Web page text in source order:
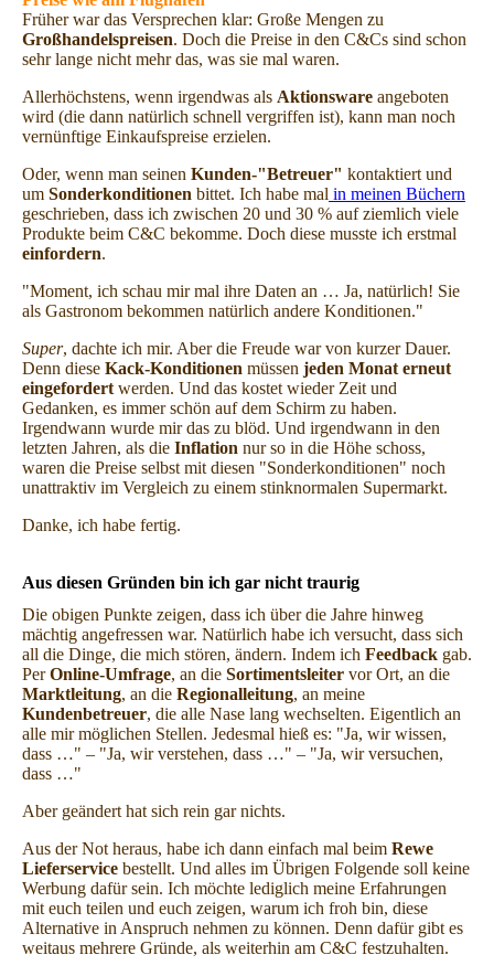
Früher war das Versprechen klar: Große Mengen zu
Großhandelspreisen. Doch die Preise in den C&Cs sind schon
sehr lange nicht mehr das, was sie mal waren.
Allerhöchstens, wenn irgendwas als Aktionsware angeboten
wird (die dann natürlich schnell vergriffen ist), kann man noch
vernünftige Einkaufspreise erzielen.
Oder, wenn man seinen Kunden-"Betreuer" kontaktiert und
um Sonderkonditionen bittet. Ich habe mal in meinen Büchern
geschrieben, dass ich zwischen 20 und 30 % auf ziemlich viele
Produkte beim C&C bekomme. Doch diese musste ich erstmal
einfordern.
"Moment, ich schau mir mal ihre Daten an … Ja, natürlich! Sie
als Gastronom bekommen natürlich andere Konditionen."
Super, dachte ich mir. Aber die Freude war von kurzer Dauer.
Denn diese Kack-Konditionen müssen jeden Monat erneut
eingefordert werden. Und das kostet wieder Zeit und
Gedanken, es immer schön auf dem Schirm zu haben.
Irgendwann wurde mir das zu blöd. Und irgendwann in den
letzten Jahren, als die Inflation nur so in die Höhe schoss,
waren die Preise selbst mit diesen "Sonderkonditionen" noch
unattraktiv im Vergleich zu einem stinknormalen Supermarkt.
Danke, ich habe fertig.
Aus diesen Gründen bin ich gar nicht traurig
Die obigen Punkte zeigen, dass ich über die Jahre hinweg
mächtig angefressen war. Natürlich habe ich versucht, dass sich
all die Dinge, die mich stören, ändern. Indem ich Feedback gab.
PerOnline-Umfrage, an die Sortimentsleiter vor Ort, an die
Marktleitung, an die Regionalleitung, an meine
Kundenbetreuer, die alle Nase lang wechselten. Eigentlich an
alle mir möglichen Stellen. Jedesmal hieß es: "Ja, wir wissen,
dass …" – "Ja, wir verstehen, dass …" – "Ja, wir versuchen,
dass …"
Aber geändert hat sich rein gar nichts.
Aus der Not heraus, habe ich dann einfach mal beim Rewe
Lieferservice bestellt. Und alles im Übrigen Folgende soll keine
Werbung dafür sein. Ich möchte lediglich meine Erfahrungen
mit euch teilen und euch zeigen, warum ich froh bin, diese
Alternative in Anspruch nehmen zu können. Denn dafür gibt es
weitaus mehrere Gründe, als weiterhin am C&C festzuhalten.